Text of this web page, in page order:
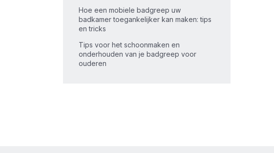
Hoe een mobiele badgreep uw
badkamer toegankelijker kan maken: tips
en tricks
Tips voor het schoonmaken en
onderhouden van je badgreep voor
ouderen